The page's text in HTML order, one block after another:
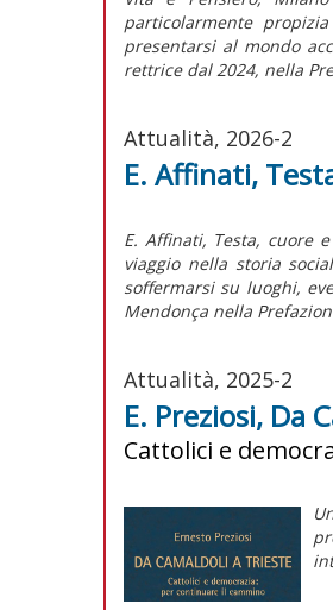
particolarmente
presentarsi al mondo
rettrice dal 2024, nella
Attualità, 2026-2
E. Affinati,
E. Affinati, Testa, cuore
viaggio nella storia
soffermarsi su luoghi,
Mendonça nella
Attualità, 2025-2
E. Preziosi, Da
Cattolici e